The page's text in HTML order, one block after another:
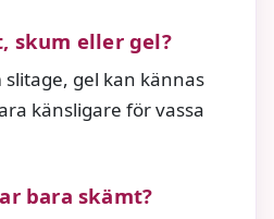
skum eller gel?
gel kan kännas
känsligare för vassa
bara skämt?